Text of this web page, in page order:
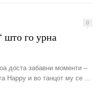
0
што го урна
доста забавни моменти –
Happy и во танцот му се ...